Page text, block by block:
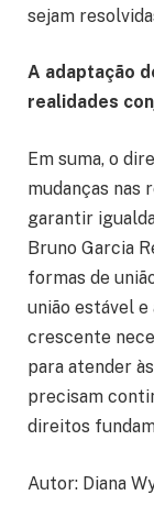
sejam
A adaptação
realidades
Em suma, o
mudanças nas
garantir
Bruno Garcia
formas de
união estável
crescente
para atender
precisam
direitos
Autor: Diana